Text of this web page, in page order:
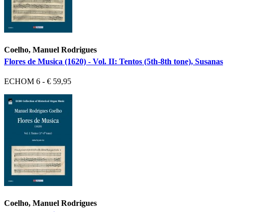
Coelho, Manuel Rodrigues
Flores de Musica (1620) - Vol. II: Tentos (5th-8th tone), Susanas
ECHOM 6 - € 59,95
Coelho, Manuel Rodrigues